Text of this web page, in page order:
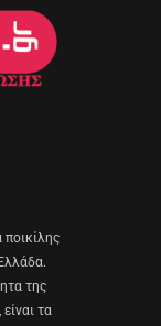
ποικίλης
της
τα